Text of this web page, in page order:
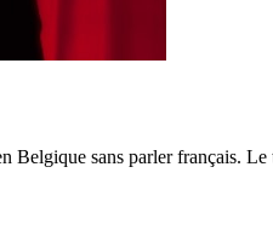
sans parler français. Le